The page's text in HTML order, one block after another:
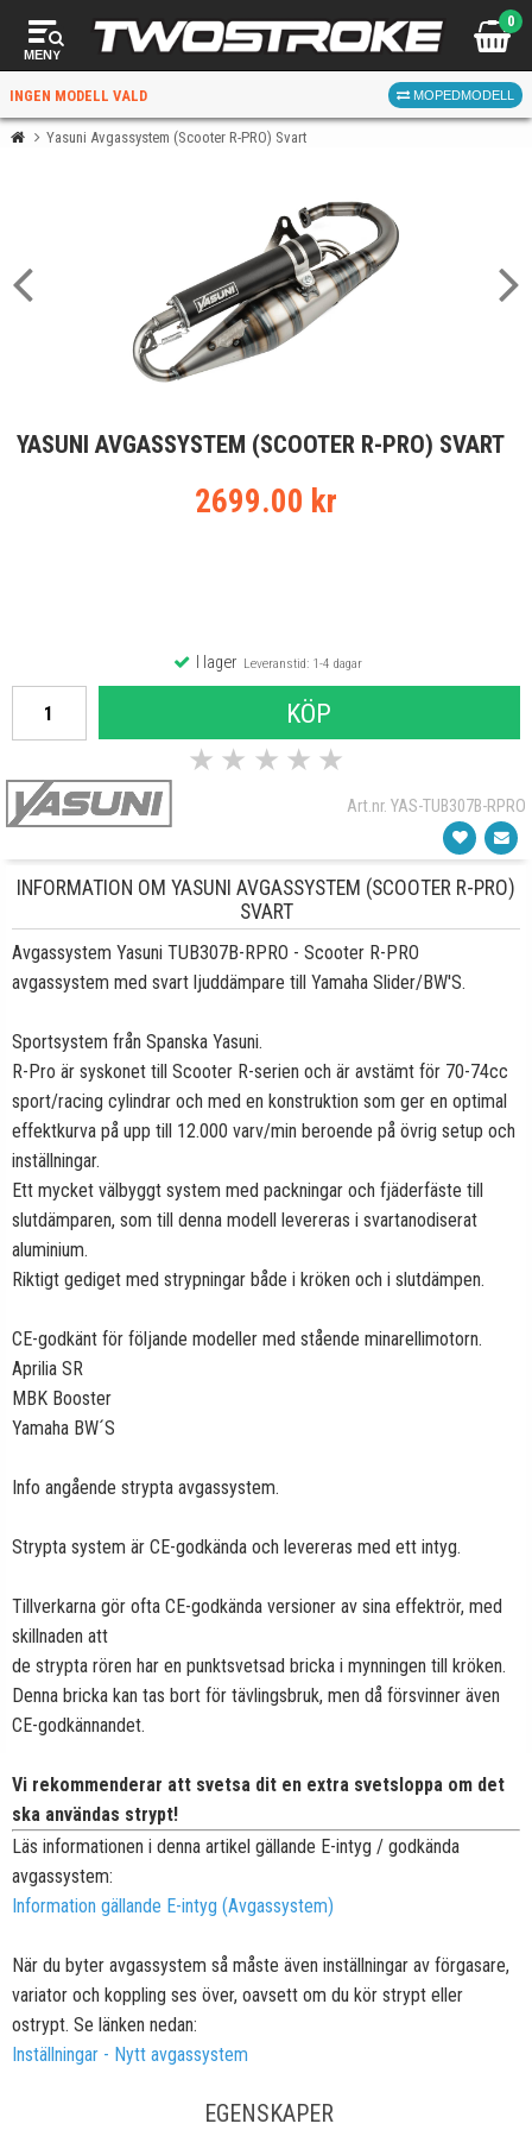
MENY
0
INGEN MODELL VALD MOPEDMODELL
FÖR RÄTT DELAR
När du valt kommer butiken visa delar för vald moped
Yasuni Avgassystem (Scooter R-PRO) Svart
YASUNI AVGASSYSTEM (SCOOTER R-PRO) SVART
2699.00 kr
I lagerLeveranstid: 1-4 dagar
KÖP
★ ★ ★ ★ ★
Art.nr. YAS-TUB307B-RPRO
INFORMATION OM YASUNI AVGASSYSTEM (SCOOTER R-PRO)
SVART
Avgassystem Yasuni TUB307B-RPRO - Scooter R-PRO
avgassystem med svart ljuddämpare till Yamaha Slider/BW'S.
Sportsystem från Spanska Yasuni.
R-Pro är syskonet till Scooter R-serien och är avstämt för 70-74cc
sport/racing cylindrar och med en konstruktion som ger en optimal
effektkurva på upp till 12.000 varv/min beroende på övrig setup och
inställningar.
Ett mycket välbyggt system med packningar och fjäderfäste till
slutdämparen, som till denna modell levereras i svartanodiserat
aluminium.
Riktigt gediget med strypningar både i kröken och i slutdämpen.
CE-godkänt för följande modeller med stående minarellimotorn.
Aprilia SR
MBK Booster
Yamaha BW´S
Info angående strypta avgassystem.
Strypta system är CE-godkända och levereras med ett intyg.
Tillverkarna gör ofta CE-godkända versioner av sina effektrör, med
skillnaden att
de strypta rören har en punktsvetsad bricka i mynningen till kröken.
Denna bricka kan tas bort för tävlingsbruk, men då försvinner även
CE-godkännandet.
Vi rekommenderar att svetsa dit en extra svetsloppa om det
ska användas strypt!
Läs informationen i denna artikel gällande E-intyg / godkända
avgassystem:
Information gällande E-intyg (Avgassystem)
När du byter avgassystem så måste även inställningar av förgasare,
variator och koppling ses över, oavsett om du kör strypt eller
ostrypt. Se länken nedan:
Inställningar - Nytt avgassystem
EGENSKAPER